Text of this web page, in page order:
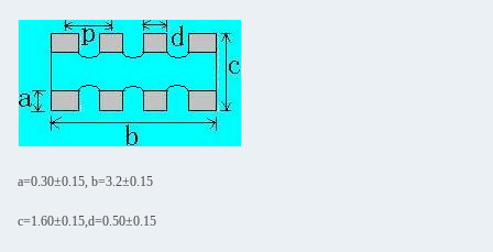
a=0.30±0.15, b=3.2±0.15
c=1.60±0.15,d=0.50±0.15